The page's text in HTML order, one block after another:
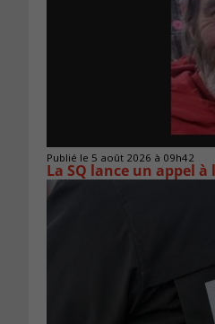
Publié le 5 août 2026 à 09h42
La SQ lance un appel